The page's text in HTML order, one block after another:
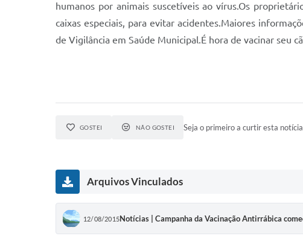
humanos por animais suscetíveis ao vírus.Os
caixas especiais, para evitar acidentes.Maiores
de Vigilância em Saúde Municipal.É hora de vacinar seu
GOSTEI NÃO GOSTEI Seja o primeiro a curtir esta
Arquivos Vinculados
12/08/2015Notícias | Campanha da Vacinação Antirrábica